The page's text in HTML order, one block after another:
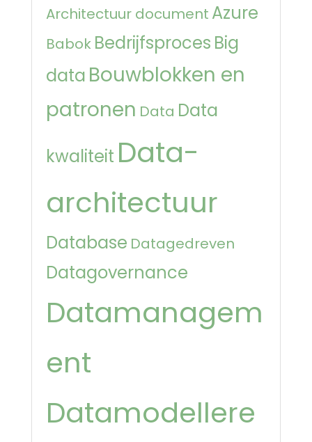
Architectuur document Azure
Babok Bedrijfsproces Big
data Bouwblokken en
patronen Data Data
kwaliteit Data-
architectuur
Database Datagedreven
Datagovernance
Datamanagem
ent
Datamodellere